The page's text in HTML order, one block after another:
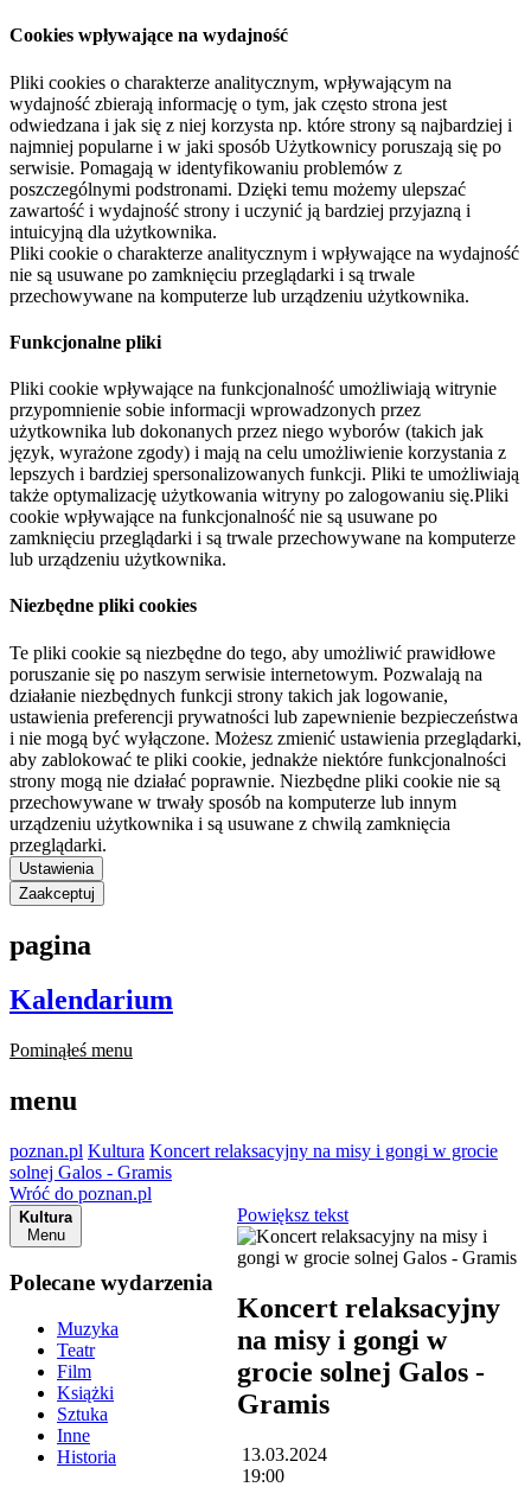
Cookies wpływające na wydajność
Pliki cookies o charakterze analitycznym, wpływającym na
wydajność zbierają informację o tym, jak często strona jest
odwiedzana i jak się z niej korzysta np. które strony są najbardziej i
najmniej popularne i w jaki sposób Użytkownicy poruszają się po
serwisie. Pomagają w identyfikowaniu problemów z
poszczególnymi podstronami. Dzięki temu możemy ulepszać
zawartość i wydajność strony i uczynić ją bardziej przyjazną i
intuicyjną dla użytkownika.
Pliki cookie o charakterze analitycznym i wpływające na wydajność
nie są usuwane po zamknięciu przeglądarki i są trwale
przechowywane na komputerze lub urządzeniu użytkownika.
Funkcjonalne pliki
Pliki cookie wpływające na funkcjonalność umożliwiają witrynie
przypomnienie sobie informacji wprowadzonych przez
użytkownika lub dokonanych przez niego wyborów (takich jak
język, wyrażone zgody) i mają na celu umożliwienie korzystania z
lepszych i bardziej spersonalizowanych funkcji. Pliki te umożliwiają
także optymalizację użytkowania witryny po zalogowaniu się.Pliki
cookie wpływające na funkcjonalność nie są usuwane po
zamknięciu przeglądarki i są trwale przechowywane na komputerze
lub urządzeniu użytkownika.
Niezbędne pliki cookies
Te pliki cookie są niezbędne do tego, aby umożliwić prawidłowe
poruszanie się po naszym serwisie internetowym. Pozwalają na
działanie niezbędnych funkcji strony takich jak logowanie,
ustawienia preferencji prywatności lub zapewnienie bezpieczeństwa
i nie mogą być wyłączone. Możesz zmienić ustawienia przeglądarki,
aby zablokować te pliki cookie, jednakże niektóre funkcjonalności
strony mogą nie działać poprawnie. Niezbędne pliki cookie nie są
przechowywane w trwały sposób na komputerze lub innym
urządzeniu użytkownika i są usuwane z chwilą zamknięcia
przeglądarki.
Ustawienia
Zaakceptuj
pagina
Kalendarium
Pominąłeś menu
menu
poznan.pl Kultura Koncert relaksacyjny na misy i gongi w grocie
solnej Galos - Gramis
Wróć do poznan.pl
Kultura
Menu
Polecane wydarzenia
Muzyka
Teatr
Film
Książki
Sztuka
Inne
Historia
Powiększ tekst
Koncert relaksacyjny
na misy i gongi w
grocie solnej Galos -
Gramis
13.03.2024
19:00